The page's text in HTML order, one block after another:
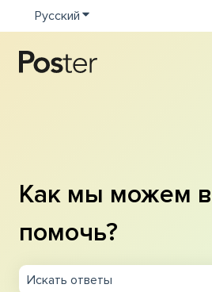
Русский Показать подменю
Как мы можем
помочь?